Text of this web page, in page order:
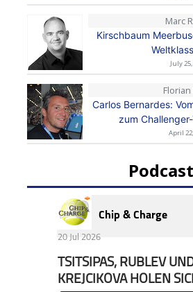
Marc
Kirschbaum
July
Carlos Bernardes:
zum
April
Podcast